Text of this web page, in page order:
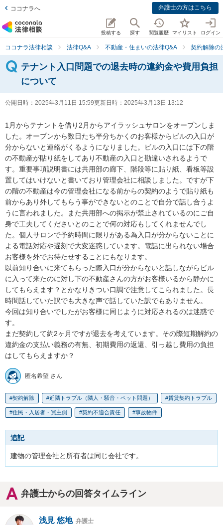
ココナラへ 弁護士の方はこちら
投稿する 探す 閲覧履歴 マイリスト ログイン
ココナラ法律相談 法律Q&A 不動産・住まいの法律Q&A 契約解除の
テナント入口問題での退去時の違約金や費用負担
について
公開日時： 2025年3月11日 15:59更新日時： 2025年3月13日 13:12
1月からテナントを借り2月からアイラッシュサロンをオープンしま
した。オープンから数日たち半分ちかくのお客様からビルの入口が
分からないと連絡がくるようになりました。ビルの入口には下の階
の不動産が貼り紙をしてあり不動産の入口と勘違いされるようで
す。重要事項説明書には共用部の廊下、階段等に貼り紙、看板等設
置してはいけないと書いており管理会社に相談しました。ですが下
の階の不動産は今の管理会社になる前からの契約のようで貼り紙も
前からあり外してもらう事ができないとのことで自分で話し合うよ
うに言われました。また共用部への掲示が禁止されているのにご自
身で工夫してくださいとのことで何の対応もしてくれませんでし
た。個人サロンで予約時間に限りがある為入口が分からないことに
よる電話対応や遅刻で大変迷惑しています。電話に出られない場合
お客様を外でお待たせすることにもなります。
以前知り合いに来てもらった際入口が分からないと話しながらビル
に入って来たのに対し下の不動産さんの方がお客様いるから静かに
してもらえます？とかなりきつい口調で注意してこられました。長
時間話していた訳でも大きな声で話していた訳でもありません。
今回は知り合いでしたがお客様に同じように対応されるのは迷惑で
す。
まだ契約して約2ヶ月ですが退去を考えています。その際短期解約の
違約金の支払い義務の有無、初期費用の返還、引っ越し費用の負担
はしてもらえますか？
匿名希望 さん
契約解除 近隣トラブル（隣人・騒音・ペット問題） 賃貸契約トラブル
住民・入居者・買主側 契約不適合責任 事故物件
追記
建物の管理会社と所有者は同じ会社です。
弁護士からの回答タイムライン
浅見 悠地 弁護士